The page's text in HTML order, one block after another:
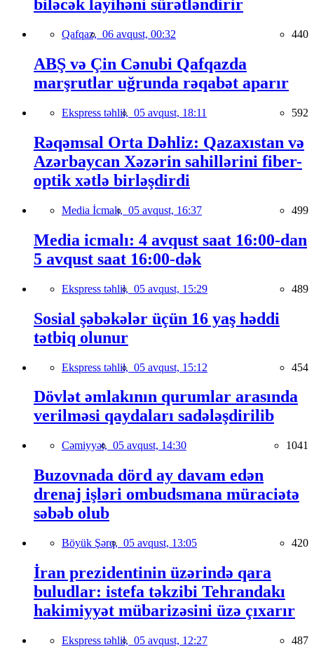
biləcək layihəni sürətləndirir
Qafqaz, 06 avqust, 00:32 440
ABŞ və Çin Cənubi Qafqazda
marşrutlar uğrunda rəqabət aparır
Ekspress təhlil, 05 avqust, 18:11 592
Rəqəmsal Orta Dəhliz: Qazaxıstan və
Azərbaycan Xəzərin sahillərini fiber-
optik xətlə birləşdirdi
Media İcmalı, 05 avqust, 16:37 499
Media icmalı: 4 avqust saat 16:00-dan
5 avqust saat 16:00-dək
Ekspress təhlil, 05 avqust, 15:29 489
Sosial şəbəkələr üçün 16 yaş həddi
tətbiq olunur
Ekspress təhlil, 05 avqust, 15:12 454
Dövlət əmlakının qurumlar arasında
verilməsi qaydaları sadələşdirilib
Cəmiyyət, 05 avqust, 14:30 1041
Buzovnada dörd ay davam edən
drenaj işləri ombudsmana müraciətə
səbəb olub
Böyük Şərq, 05 avqust, 13:05 420
İran prezidentinin üzərində qara
buludlar: istefa təkzibi Tehrandakı
hakimiyyət mübarizəsini üzə çıxarır
Ekspress təhlil, 05 avqust, 12:27 487